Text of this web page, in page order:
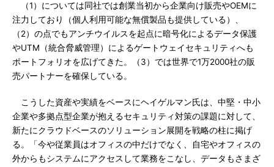
（1）については同社では創業当初から企業向け販売やOEMに
注力しており（個人利用可能な無償製品も提供している）、
（2）の点でもアンチウイルスを起点に暗号化によるデータ保護
やUTM（統合脅威管理）によるゲートウェイセキュリティへも
ポートフォリオを広げてきた。（3）では世界で1万2000社の販
売パートナーを確保している。
こうした資産や実績をベースにヘイゲルマン氏は、中堅・中小
企業や多拠点型企業が抱えるセキュリティ対策の課題に対して、
新たにクラウドベースのソリューション展開を戦略の柱に掲げ
る。「今や従業員はオフィスの中だけでなく、自宅やオフィスの
外からもシステムにアクセスして業務をこなし、データもさまざ